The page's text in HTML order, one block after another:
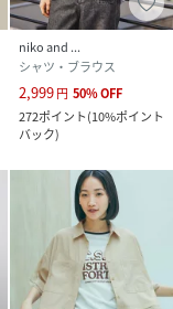
niko and ...
シャツ・ブラウス
2,999円 50%OFF
272ポイント(10%ポイント
バック)